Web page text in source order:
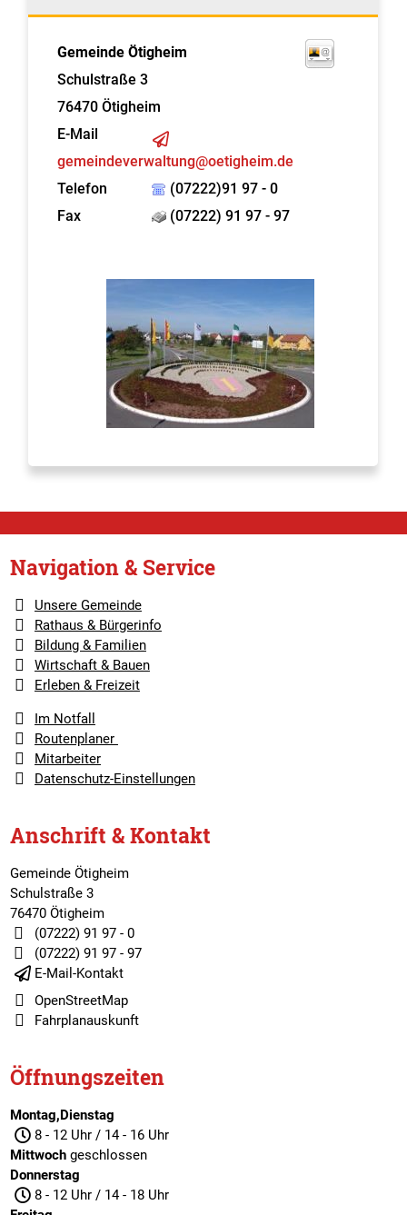
Gemeinde Ötigheim
Schulstraße 3
76470 Ötigheim
E-Mail
gemeindeverwaltung@oetigheim.de
Telefon
(07222)91 97 - 0
Fax
(07222) 91 97 - 97
Navigation & Service
Unsere Gemeinde
Rathaus & Bürgerinfo
Bildung & Familien
Wirtschaft & Bauen
Erleben & Freizeit
Im Notfall
Routenplaner
Mitarbeiter
Datenschutz-Einstellungen
Anschrift & Kontakt
Gemeinde Ötigheim
Schulstraße 3
76470 Ötigheim
(07222) 91 97 - 0
(07222) 91 97 - 97
E-Mail-Kontakt
OpenStreetMap
Fahrplanauskunft
Öffnungszeiten
Montag,Dienstag
8 - 12 Uhr / 14 - 16 Uhr
Mittwochgeschlossen
Donnerstag
8 - 12 Uhr / 14 - 18 Uhr